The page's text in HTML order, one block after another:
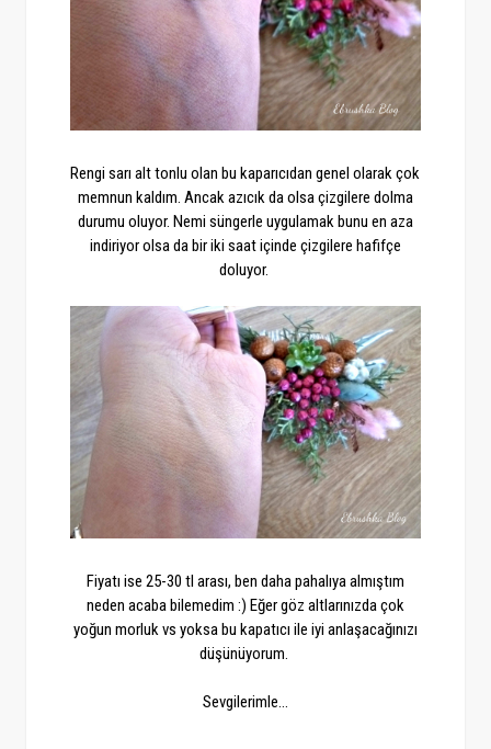
Rengi sarı alt tonlu olan bu kaparıcıdan genel olarak çok
memnun kaldım. Ancak azıcık da olsa çizgilere dolma
durumu oluyor. Nemi süngerle uygulamak bunu en aza
indiriyor olsa da bir iki saat içinde çizgilere hafifçe
doluyor.
Fiyatı ise 25-30 tl arası, ben daha pahalıya almıştım
neden acaba bilemedim :) Eğer göz altlarınızda çok
yoğun morluk vs yoksa bu kapatıcı ile iyi anlaşacağınızı
düşünüyorum.
Sevgilerimle...